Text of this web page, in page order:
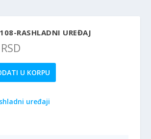
RASHLADNI UREĐAJ
RSD
U KORPU
uređaji